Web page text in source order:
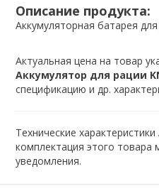
Описание продукта:
Аккумуляторная батарея
Актуальная цена на товар
Аккумулятор для рации
спецификацию и др.
Технические
комплектация этого товара
уведомления.